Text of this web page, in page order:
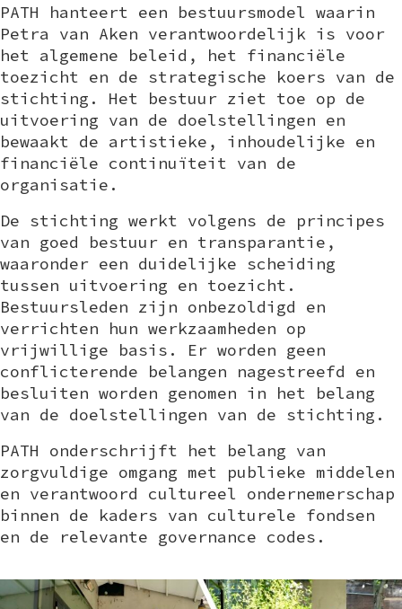
PATH hanteert een bestuursmodel waarin
Petra van Aken verantwoordelijk is voor
het algemene beleid, het financiële
toezicht en de strategische koers van de
stichting. Het bestuur ziet toe op de
uitvoering van de doelstellingen en
bewaakt de artistieke, inhoudelijke en
financiële continuïteit van de
organisatie.
De stichting werkt volgens de principes
van goed bestuur en transparantie,
waaronder een duidelijke scheiding
tussen uitvoering en toezicht.
Bestuursleden zijn onbezoldigd en
verrichten hun werkzaamheden op
vrijwillige basis. Er worden geen
conflicterende belangen nagestreefd en
besluiten worden genomen in het belang
van de doelstellingen van de stichting.
PATH onderschrijft het belang van
zorgvuldige omgang met publieke middelen
en verantwoord cultureel ondernemerschap
binnen de kaders van culturele fondsen
en de relevante governance codes.